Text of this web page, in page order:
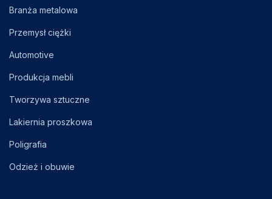
Branża metalowa
Przemysł ciężki
Automotive
Produkcja mebli
Tworzywa sztuczne
Lakiernia proszkowa
Poligrafia
Odzież i obuwie